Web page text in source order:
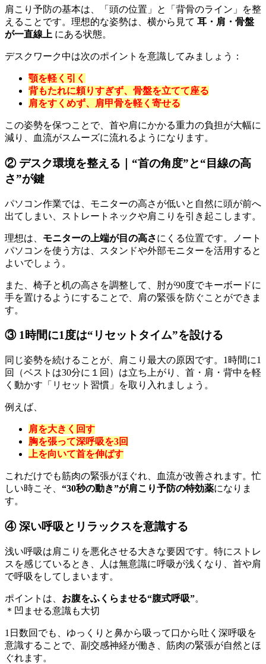
肩こり予防の基本は、「頭の位置」と「背骨のライン」を整
えることです。理想的な姿勢は、横から見て 耳・肩・骨盤
が一直線上 にある状態。
デスクワーク中は次のポイントを意識してみましょう：
顎を軽く引く
背もたれに頼りすぎず、骨盤を立てて座る
肩をすくめず、肩甲骨を軽く寄せる
この姿勢を保つことで、首や肩にかかる重力の負担が大幅に
減り、血流がスムーズに流れるようになります。
② デスク環境を整える｜“首の角度”と“目線の高
さ”が鍵
パソコン作業では、モニターの高さが低いと自然に頭が前へ
出てしまい、ストレートネックや肩こりを引き起こします。
理想は、 モニターの上端が目の高さにくる位置です。ノート
パソコンを使う方は、スタンドや外部モニターを活用すると
よいでしょう。
また、椅子と机の高さを調整して、肘が90度でキーボードに
手を置けるようにすることで、肩の緊張を防ぐことができま
す。
③ 1時間に1度は“リセットタイム”を設ける
同じ姿勢を続けることが、肩こり最大の原因です。1時間に1
回（ベストは30分に１回）は立ち上がり、首・肩・背中を軽
く動かす「リセット習慣」を取り入れましょう。
例えば、
肩を大きく回す
胸を張って深呼吸を3回
上を向いて首を伸ばす
これだけでも筋肉の緊張がほぐれ、血流が改善されます。忙
しい時こそ、 “30秒の動き”が肩こり予防の特効薬になりま
す。
④ 深い呼吸とリラックスを意識する
浅い呼吸は肩こりを悪化させる大きな要因です。特にストレ
スを感じているとき、人は無意識に呼吸が浅くなり、首や肩
で呼吸をしてしまいます。
ポイントは、 お腹をふくらませる“腹式呼吸”。
＊凹ませる意識も大切
1日数回でも、ゆっくりと鼻から吸って口から吐く深呼吸を
意識することで、副交感神経が働き、筋肉の緊張が自然とほ
ぐれます。